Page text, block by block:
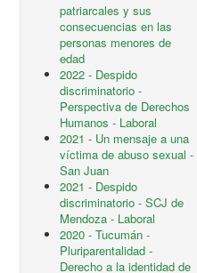
patriarcales y sus
consecuencias en las
personas menores de
edad
2022 - Despido
discriminatorio -
Perspectiva de Derechos
Humanos - Laboral
2021 - Un mensaje a una
víctima de abuso sexual -
San Juan
2021 - Despido
discriminatorio - SCJ de
Mendoza - Laboral
2020 - Tucumán -
Pluriparentalidad -
Derecho a la identidad de